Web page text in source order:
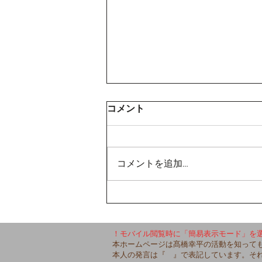
コメント
コメントを追加…
！モバイル閲覧時に「簡易表示モード」
本ホームページは髙橋幸平の活動を知って
本人の発言は『 』で表記しています。そ